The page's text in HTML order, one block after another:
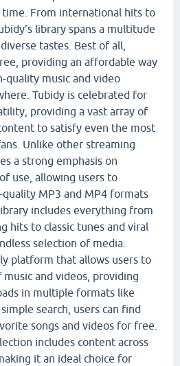
From international hits to
library spans a multitude
tastes. Best of all,
providing an affordable way
quality music and video
Tubidy is celebrated for
providing a vast array of
to satisfy even the most
Unlike other streaming
a strong emphasis on
use, allowing users to
MP3 and MP4 formats
includes everything from
hits to classic tunes and viral
selection of media.
platform that allows users to
music and videos, providing
in multiple formats like
search, users can find
songs and videos for free.
includes content across
it an ideal choice for